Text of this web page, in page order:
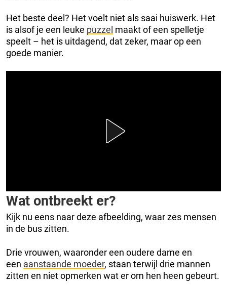
Het beste deel? Het voelt niet als saai huiswerk. Het
is alsof je een leuke puzzel maakt of een spelletje
speelt – het is uitdagend, dat zeker, maar op een
goede manier.
Wat ontbreekt er?
Kijk nu eens naar deze afbeelding, waar zes mensen
in de bus zitten.
Drie vrouwen, waaronder een oudere dame en
een aanstaande moeder, staan terwijl drie mannen
zitten en niet opmerken wat er om hen heen gebeurt.